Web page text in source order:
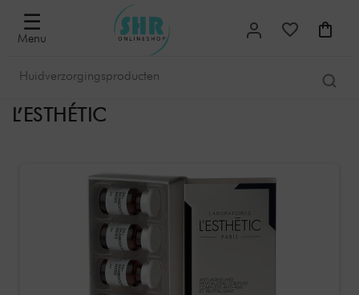
☰
Menu
L’ESTHÉTIC